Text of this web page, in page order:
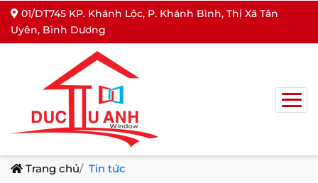
01/DT745 KP. Khánh Lộc, P. Khánh Bình, Thị Xã Tân
Uyên, Bình Dương
Trang chủ Tin tức